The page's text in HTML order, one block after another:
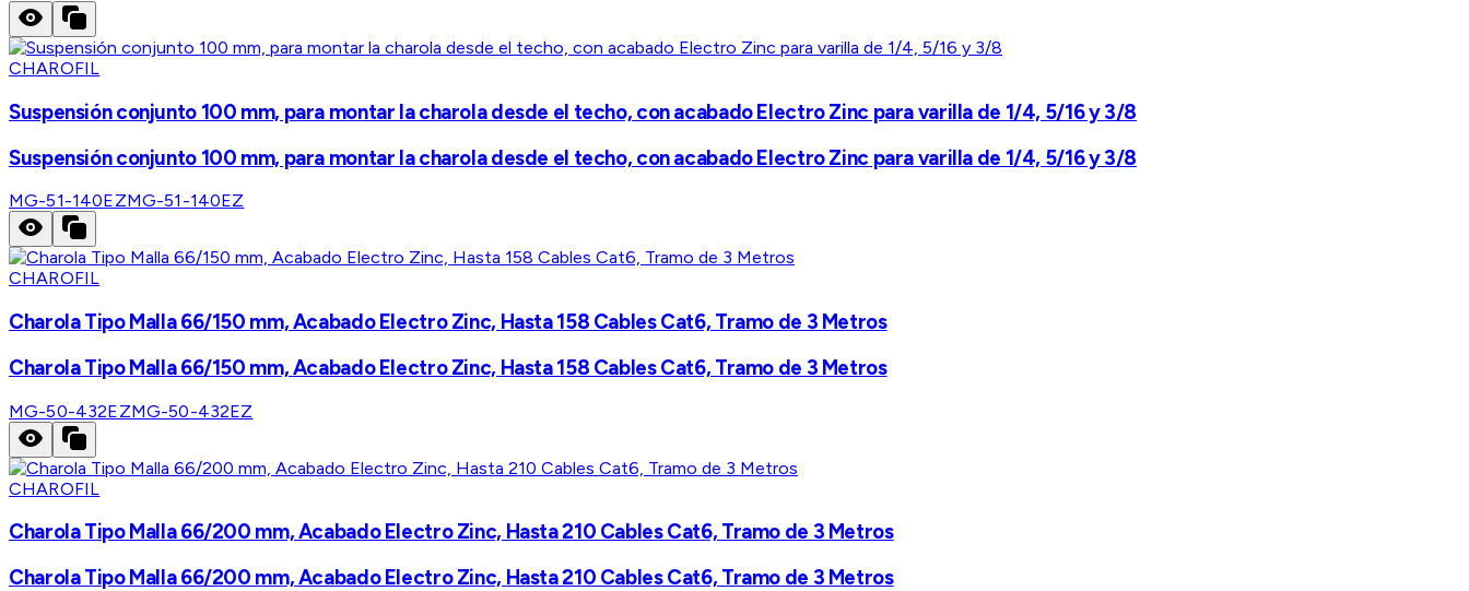
CHAROFIL
Suspensión conjunto 100 mm, para montar la charola desde el techo, con acabado Electro Zinc para varilla de 1/4, 5/16 y 3/8
Suspensión conjunto 100 mm, para montar la charola desde el techo, con acabado Electro Zinc para varilla de 1/4, 5/16 y 3/8
MG-51-140EZMG-51-140EZ
CHAROFIL
Charola Tipo Malla 66/150 mm, Acabado Electro Zinc, Hasta 158 Cables Cat6, Tramo de 3 Metros
Charola Tipo Malla 66/150 mm, Acabado Electro Zinc, Hasta 158 Cables Cat6, Tramo de 3 Metros
MG-50-432EZMG-50-432EZ
CHAROFIL
Charola Tipo Malla 66/200 mm, Acabado Electro Zinc, Hasta 210 Cables Cat6, Tramo de 3 Metros
Charola Tipo Malla 66/200 mm, Acabado Electro Zinc, Hasta 210 Cables Cat6, Tramo de 3 Metros